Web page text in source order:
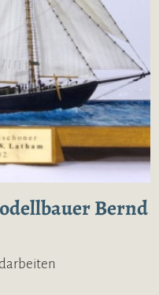
Bernd